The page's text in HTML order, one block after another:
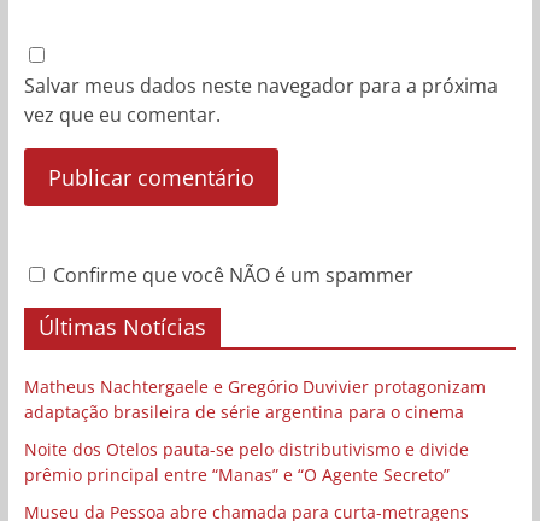
Salvar meus dados neste navegador para a próxima
vez que eu comentar.
Confirme que você NÃO é um spammer
Últimas Notícias
Matheus Nachtergaele e Gregório Duvivier protagonizam
adaptação brasileira de série argentina para o cinema
Noite dos Otelos pauta-se pelo distributivismo e divide
prêmio principal entre “Manas” e “O Agente Secreto”
Museu da Pessoa abre chamada para curta-metragens